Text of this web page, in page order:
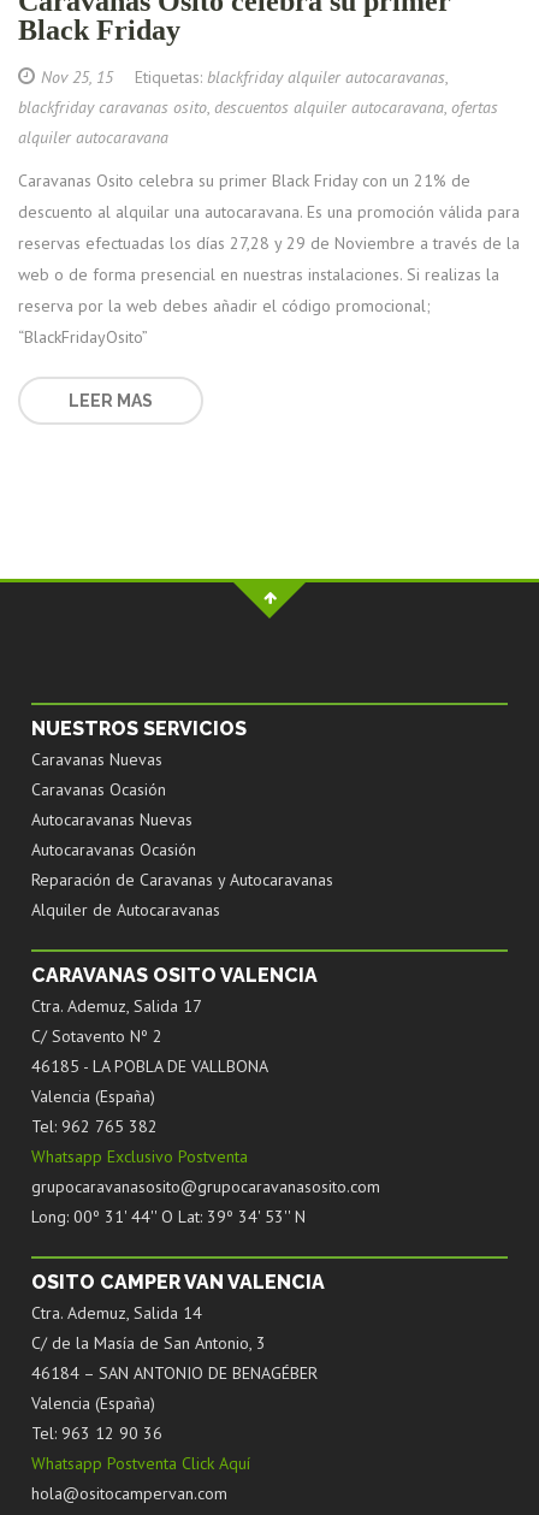
Black Friday
Nov 25, 15Etiquetas: blackfriday alquiler autocaravanas,
blackfriday caravanas osito, descuentos alquiler autocaravana, ofertas
alquiler autocaravana
Caravanas Osito celebra su primer Black Friday con un 21% de
descuento al alquilar una autocaravana. Es una promoción válida para
reservas efectuadas los días 27,28 y 29 de Noviembre a través de la
web o de forma presencial en nuestras instalaciones. Si realizas la
reserva por la web debes añadir el código promocional;
“BlackFridayOsito”
LEER MAS
NUESTROS SERVICIOS
Caravanas Nuevas
Caravanas Ocasión
Autocaravanas Nuevas
Autocaravanas Ocasión
Reparación de Caravanas y Autocaravanas
Alquiler de Autocaravanas
CARAVANAS OSITO VALENCIA
Ctra. Ademuz, Salida 17
C/ Sotavento Nº 2
46185 - LA POBLA DE VALLBONA
Valencia (España)
Tel: 962 765 382
Whatsapp Exclusivo Postventa
grupocaravanasosito@grupocaravanasosito.com
Long: 00º 31' 44'' O Lat: 39º 34' 53'' N
OSITO CAMPER VAN VALENCIA
Ctra. Ademuz, Salida 14
C/ de la Masía de San Antonio, 3
46184 – SAN ANTONIO DE BENAGÉBER
Valencia (España)
Tel: 963 12 90 36
Whatsapp Postventa Click Aquí
hola@ositocampervan.com